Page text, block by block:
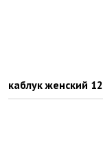
каблук женский 12